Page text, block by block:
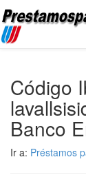
Código
Banco
Ir a: Préstamos